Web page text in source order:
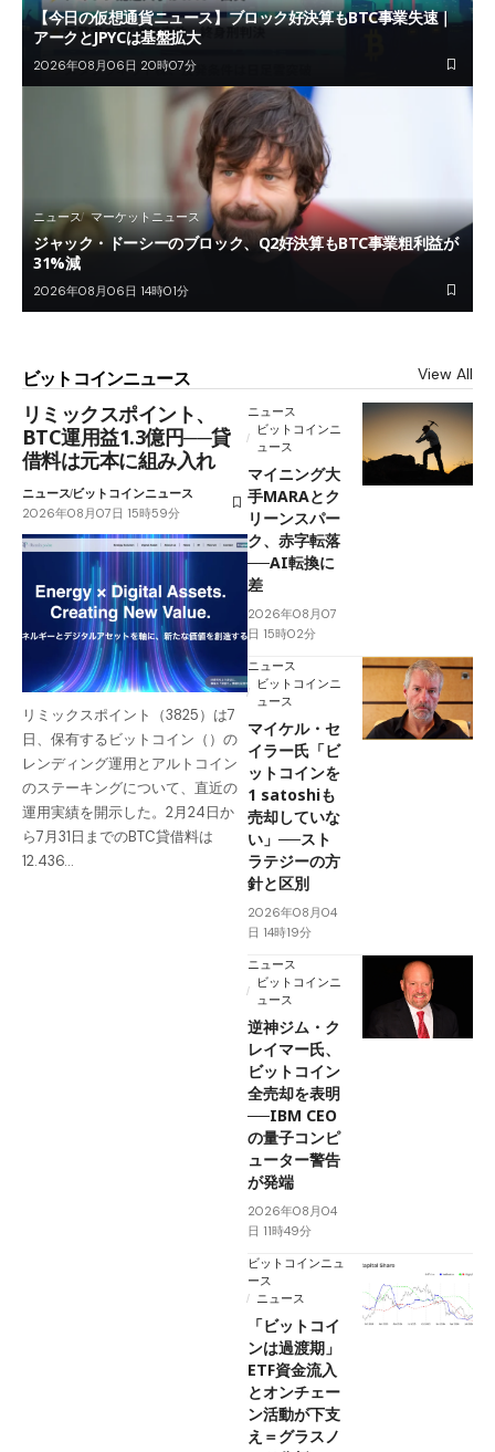
【今日の仮想通貨ニュース】ブロック好決算もBTC事業失速｜
アークとJPYCは基盤拡大
2026年08月06日 20時07分
ニュース マーケットニュース
ジャック・ドーシーのブロック、Q2好決算もBTC事業粗利益が
31%減
2026年08月06日 14時01分
ビットコインニュース View All
リミックスポイント、
BTC運用益1.3億円──貸
借料は元本に組み入れ
ニュースビットコインニュース
2026年08月07日 15時59分
リミックスポイント（3825）は7
日、保有するビットコイン（）の
レンディング運用とアルトコイン
のステーキングについて、直近の
運用実績を開示した。2月24日か
ら7月31日までのBTC貸借料は
12.436…
ニュース
ビットコインニ
ュース
マイニング大
手MARAとク
リーンスパー
ク、赤字転落
──AI転換に
差
2026年08月07
日 15時02分
ニュース
ビットコインニ
ュース
マイケル・セ
イラー氏「ビ
ットコインを
1 satoshiも
売却していな
い」──スト
ラテジーの方
針と区別
2026年08月04
日 14時19分
ニュース
ビットコインニ
ュース
逆神ジム・ク
レイマー氏、
ビットコイン
全売却を表明
──IBM CEO
の量子コンピ
ューター警告
が発端
2026年08月04
日 11時49分
ビットコインニュ
ース
ニュース
「ビットコイ
ンは過渡期」
ETF資金流入
とオンチェー
ン活動が下支
え＝グラスノ